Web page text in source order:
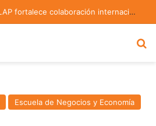
Académico de la UDLAP fortalece colaboración internacional con estancia de investigación en Argentina
Escuela de Negocios y Economía